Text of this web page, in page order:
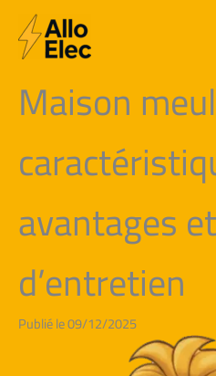
contenu
Maison
avantages
d’entretien
Publié le 09/12/2025